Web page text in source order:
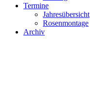
Termine
Jahresübersicht
Rosenmontage
Archiv